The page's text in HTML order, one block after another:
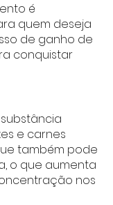
é
quem deseja
de ganho de
conquistar
e carnes
também pode
o que aumenta
nos